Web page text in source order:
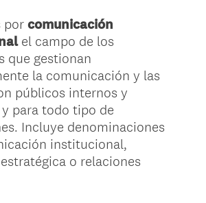
porcomunicación
el campo de los
que gestionan
la comunicación y las
públicos internos y
para todo tipo de
Incluye denominaciones
institucional,
o relaciones